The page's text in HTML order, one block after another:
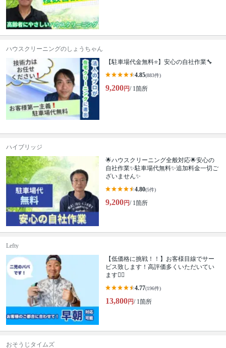
ハウスクリーニングのしょうちゃん
【駐車場代金無料⭐️】安心の自社作業🔧
4.85(883件)
9,200円/ 1箇所
ハイブリッジ
🌟ハウスクリーニング全般対応🌟安心の
自社作業✨️駐車場代無料✨️追加料金一切ご
ざいません✨
4.80(5件)
9,200円/ 1箇所
Lefty
【低価格に挑戦！！】お客様目線でサー
ビス致します！高評価多くいただいてい
ます🙆‍♂️
4.77(196件)
13,800円/ 1箇所
おそうじタイムズ